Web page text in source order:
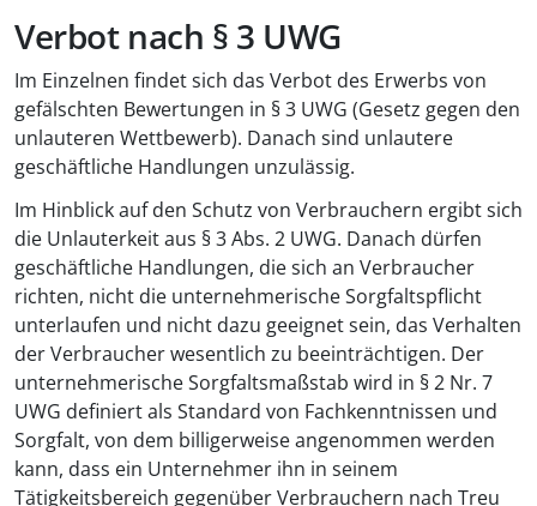
Verbot nach § 3 UWG
Im Einzelnen findet sich das Verbot des Erwerbs von
gefälschten Bewertungen in § 3 UWG (Gesetz gegen den
unlauteren Wettbewerb). Danach sind unlautere
geschäftliche Handlungen unzulässig.
Im Hinblick auf den Schutz von Verbrauchern ergibt sich
die Unlauterkeit aus § 3 Abs. 2 UWG. Danach dürfen
geschäftliche Handlungen, die sich an Verbraucher
richten, nicht die unternehmerische Sorgfaltspflicht
unterlaufen und nicht dazu geeignet sein, das Verhalten
der Verbraucher wesentlich zu beeinträchtigen. Der
unternehmerische Sorgfaltsmaßstab wird in § 2 Nr. 7
UWG definiert als Standard von Fachkenntnissen und
Sorgfalt, von dem billigerweise angenommen werden
kann, dass ein Unternehmer ihn in seinem
Tätigkeitsbereich gegenüber Verbrauchern nach Treu